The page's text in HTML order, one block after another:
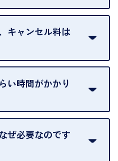
、お好きな時にお越しくださ
フに一言お声がけください。
応させていただきます。
せんので、買い取ったお品物
されます。買い戻しはできま
い。
お品物をお戻しすることがで
うちに、お気軽にお申し出
日間保管しております。
キャンセル料は
せん。査定金額にご納得いた
場でお断りいただいても問題
にご相談ください。
い時間がかかり
よって異なりますが、店頭買
分程度が目安です。大量の
間をいただくことがございま
ぜ必要なのです